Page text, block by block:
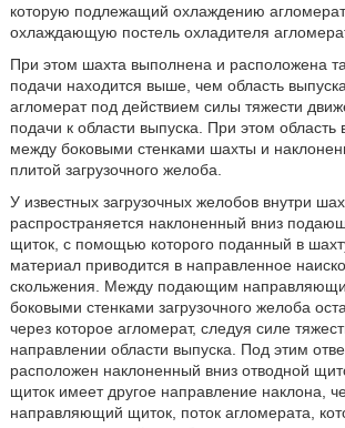
которую подлежащий охлаждению агломерат
охлаждающую постель охладителя
При этом шахта выполнена и расположена
подачи находится выше, чем область
агломерат под действием силы тяжести
подачи к области выпуска. При этом область
между боковыми стенками шахты и
плитой загрузочного желоба.
У известных загрузочных желобов внутри
распространяется наклоненный вниз
щиток, с помощью которого поданный в
материал приводится в направленное
скольжения. Между подающим
боковыми стенками загрузочного желоба
через которое агломерат, следуя силе
направлении области выпуска. Под этим
расположен наклоненный вниз отводной
щиток имеет другое направление наклона,
направляющий щиток, поток агломерата,